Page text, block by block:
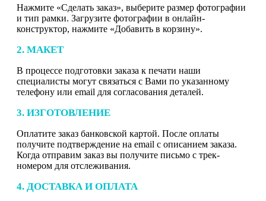
Нажмите «Сделать заказ», выберите размер фотографии
и тип рамки. Загрузите фотографии в онлайн-
конструктор, нажмите «Добавить в корзину».
2. МАКЕТ
В процессе подготовки заказа к печати наши
специалисты могут связаться с Вами по указанному
телефону или email для согласования деталей.
3. ИЗГОТОВЛЕНИЕ
Оплатите заказ банковской картой. После оплаты
получите подтверждение на email с описанием заказа.
Когда отправим заказ вы получите письмо с трек-
номером для отслеживания.
4. ДОСТАВКА И ОПЛАТА